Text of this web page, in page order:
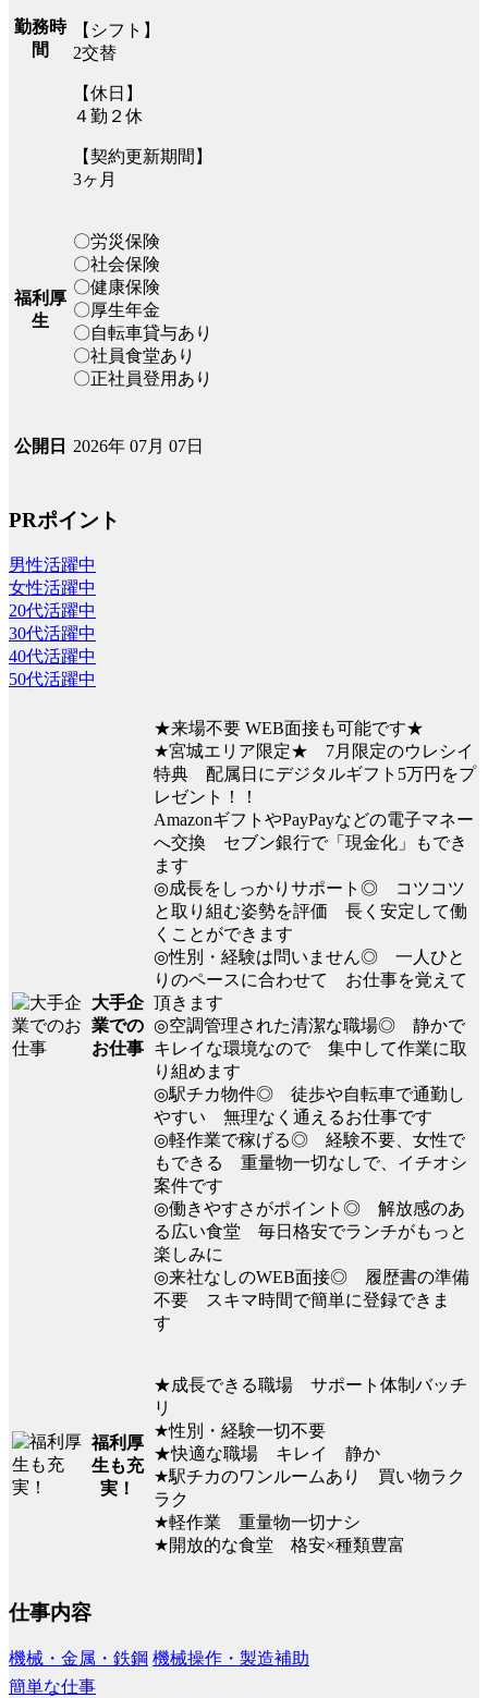
勤務時
間
【シフト】
2交替
【休日】
４勤２休
【契約更新期間】
3ヶ月
福利厚
生
〇労災保険
〇社会保険
〇健康保険
〇厚生年金
〇自転車貸与あり
〇社員食堂あり
〇正社員登用あり
公開日 2026年 07月 07日
PRポイント
男性活躍中
女性活躍中
20代活躍中
30代活躍中
40代活躍中
50代活躍中
大手企
業での
お仕事
★来場不要 WEB面接も可能です★
★宮城エリア限定★ 7月限定のウレシイ
特典 配属日にデジタルギフト5万円をプ
レゼント！！
AmazonギフトやPayPayなどの電子マネー
へ交換 セブン銀行で「現金化」もでき
ます
◎成長をしっかりサポート◎ コツコツ
と取り組む姿勢を評価 長く安定して働
くことができます
◎性別・経験は問いません◎ 一人ひと
りのペースに合わせて お仕事を覚えて
頂きます
◎空調管理された清潔な職場◎ 静かで
キレイな環境なので 集中して作業に取
り組めます
◎駅チカ物件◎ 徒歩や自転車で通勤し
やすい 無理なく通えるお仕事です
◎軽作業で稼げる◎ 経験不要、女性で
もできる 重量物一切なしで、イチオシ
案件です
◎働きやすさがポイント◎ 解放感のあ
る広い食堂 毎日格安でランチがもっと
楽しみに
◎来社なしのWEB面接◎ 履歴書の準備
不要 スキマ時間で簡単に登録できま
す
福利厚
生も充
実！
★成長できる職場 サポート体制バッチ
リ
★性別・経験一切不要
★快適な職場 キレイ 静か
★駅チカのワンルームあり 買い物ラク
ラク
★軽作業 重量物一切ナシ
★開放的な食堂 格安×種類豊富
仕事内容
機械・金属・鉄鋼 機械操作・製造補助
簡単な仕事